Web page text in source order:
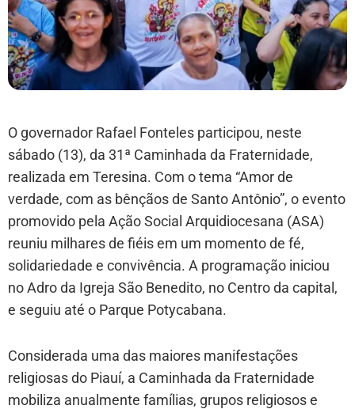
O governador Rafael Fonteles participou, neste
sábado (13), da 31ª Caminhada da Fraternidade,
realizada em Teresina. Com o tema “Amor de
verdade, com as bênçãos de Santo Antônio”, o evento
promovido pela Ação Social Arquidiocesana (ASA)
reuniu milhares de fiéis em um momento de fé,
solidariedade e convivência. A programação iniciou
no Adro da Igreja São Benedito, no Centro da capital,
e seguiu até o Parque Potycabana.
Considerada uma das maiores manifestações
religiosas do Piauí, a Caminhada da Fraternidade
mobiliza anualmente famílias, grupos religiosos e